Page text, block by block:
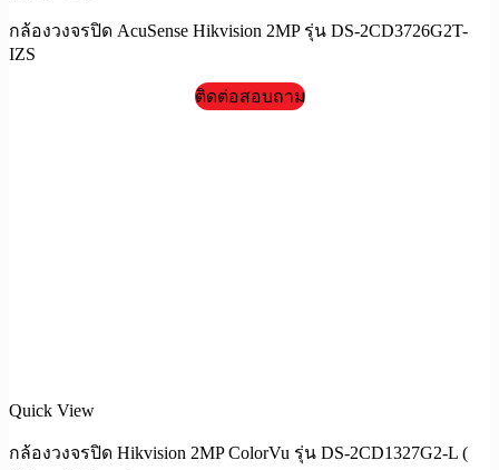
กล้องวงจรปิด AcuSense Hikvision 2MP รุ่น DS-2CD3726G2T-
IZS
ติดต่อสอบถาม
Quick View
กล้องวงจรปิด Hikvision 2MP ColorVu รุ่น DS-2CD1327G2-L (